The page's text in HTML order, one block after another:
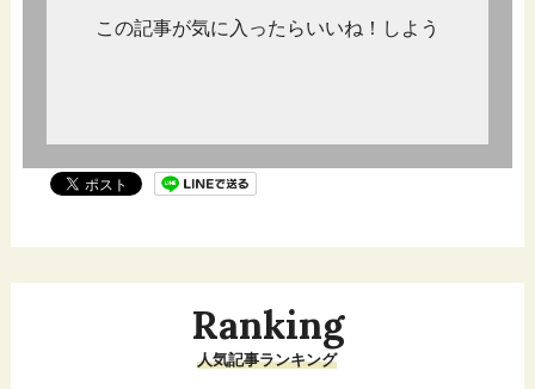
この記事が気に入ったらいいね！しよう
Ranking
人気記事ランキング